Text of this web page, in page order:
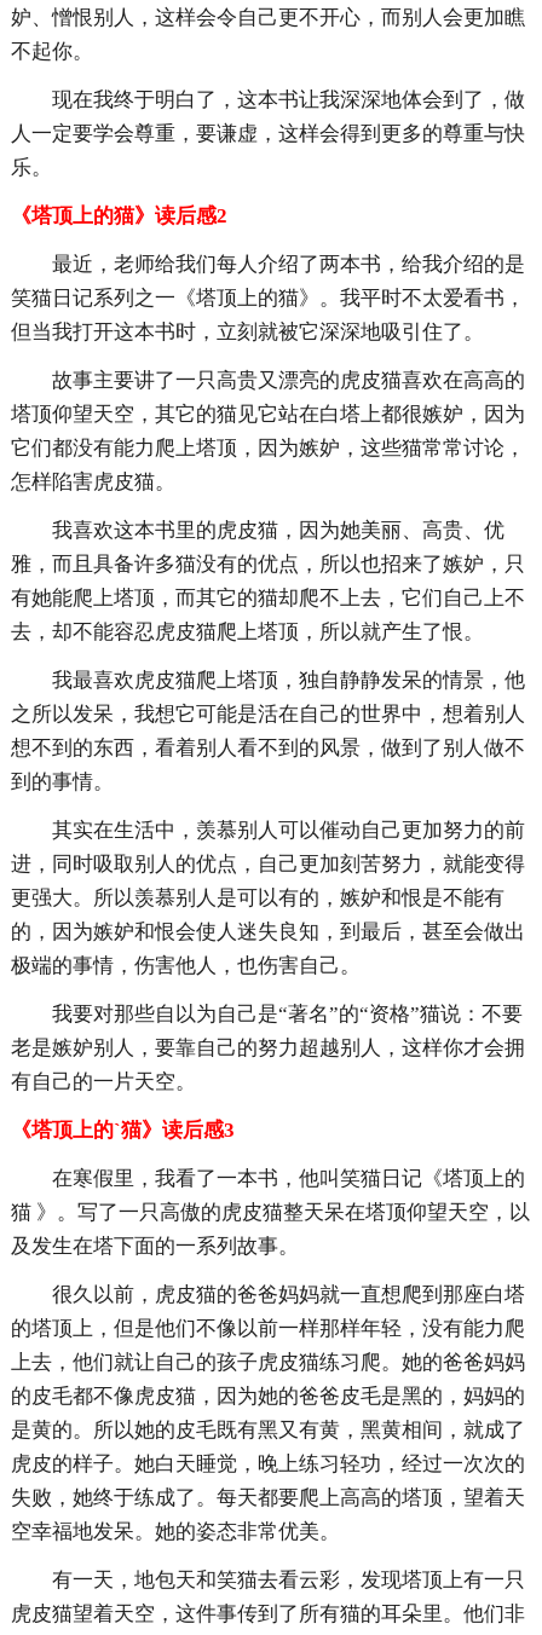
妒、憎恨别人，这样会令自己更不开心，而别人会更加瞧
不起你。
现在我终于明白了，这本书让我深深地体会到了，做
人一定要学会尊重，要谦虚，这样会得到更多的尊重与快
乐。
《塔顶上的猫》读后感2
最近，老师给我们每人介绍了两本书，给我介绍的是
笑猫日记系列之一《塔顶上的猫》。我平时不太爱看书，
但当我打开这本书时，立刻就被它深深地吸引住了。
故事主要讲了一只高贵又漂亮的虎皮猫喜欢在高高的
塔顶仰望天空，其它的猫见它站在白塔上都很嫉妒，因为
它们都没有能力爬上塔顶，因为嫉妒，这些猫常常讨论，
怎样陷害虎皮猫。
我喜欢这本书里的虎皮猫，因为她美丽、高贵、优
雅，而且具备许多猫没有的优点，所以也招来了嫉妒，只
有她能爬上塔顶，而其它的猫却爬不上去，它们自己上不
去，却不能容忍虎皮猫爬上塔顶，所以就产生了恨。
我最喜欢虎皮猫爬上塔顶，独自静静发呆的情景，他
之所以发呆，我想它可能是活在自己的世界中，想着别人
想不到的东西，看着别人看不到的风景，做到了别人做不
到的事情。
其实在生活中，羡慕别人可以催动自己更加努力的前
进，同时吸取别人的优点，自己更加刻苦努力，就能变得
更强大。所以羡慕别人是可以有的，嫉妒和恨是不能有
的，因为嫉妒和恨会使人迷失良知，到最后，甚至会做出
极端的事情，伤害他人，也伤害自己。
我要对那些自以为自己是“著名”的“资格”猫说：不要
老是嫉妒别人，要靠自己的努力超越别人，这样你才会拥
有自己的一片天空。
《塔顶上的`猫》读后感3
在寒假里，我看了一本书，他叫笑猫日记《塔顶上的
猫 》。写了一只高傲的虎皮猫整天呆在塔顶仰望天空，以
及发生在塔下面的一系列故事。
很久以前，虎皮猫的爸爸妈妈就一直想爬到那座白塔
的塔顶上，但是他们不像以前一样那样年轻，没有能力爬
上去，他们就让自己的孩子虎皮猫练习爬。她的爸爸妈妈
的皮毛都不像虎皮猫，因为她的爸爸皮毛是黑的，妈妈的
是黄的。所以她的皮毛既有黑又有黄，黑黄相间，就成了
虎皮的样子。她白天睡觉，晚上练习轻功，经过一次次的
失败，她终于练成了。每天都要爬上高高的塔顶，望着天
空幸福地发呆。她的姿态非常优美。
有一天，地包天和笑猫去看云彩，发现塔顶上有一只
虎皮猫望着天空，这件事传到了所有猫的耳朵里。他们非